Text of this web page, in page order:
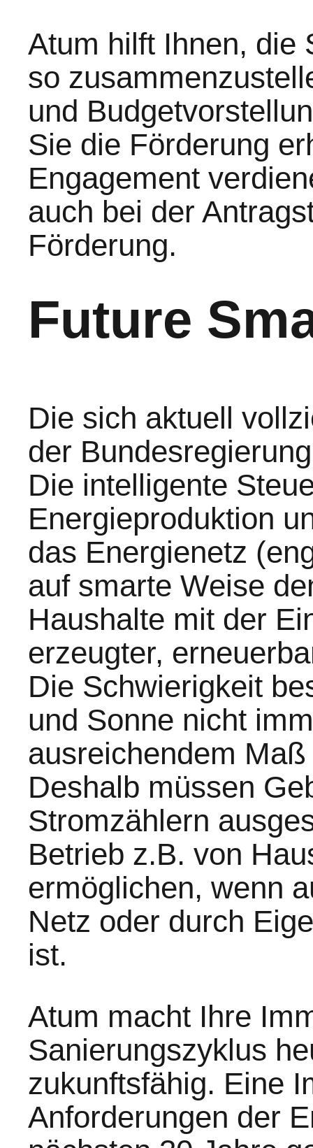
Atum hilft Ihnen, die
so
und
Sie die Förderung
Engagement
auch bei der
Förderung.
Future
Die sich aktuell
der
Die intelligente
Energieproduktion
das Energienetz
auf smarte Weise
Haushalte mit der
erzeugter,
Die Schwierigkeit
und Sonne nicht
ausreichendem
Deshalb müssen
Stromzählern
Betrieb z.B. von
ermöglichen, wenn
Netz oder durch
ist.
Atum macht Ihre
Sanierungszyklus
zukunftsfähig. Eine
Anforderungen der